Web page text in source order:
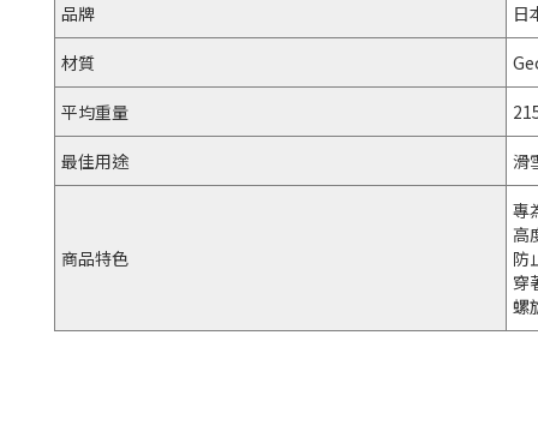
品牌 日
材質
平均重量
最佳用途 滑
商品特色
專
高
防
穿
螺